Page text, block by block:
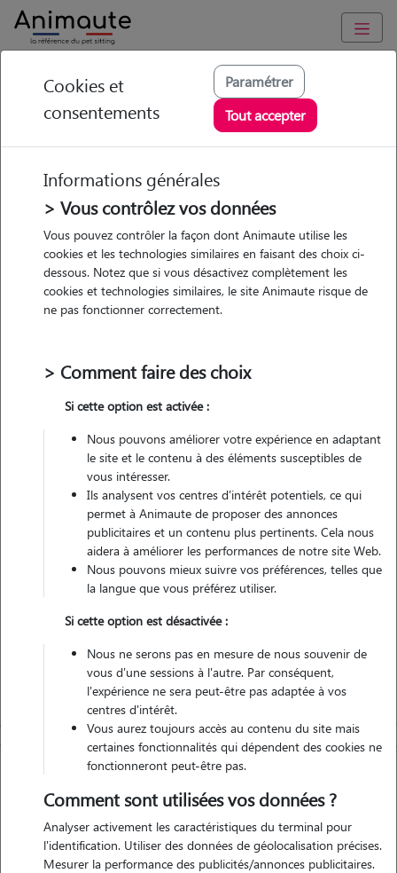
Animaute Auvergne-Rhône-Alpes Isère/Heyrieux
Cindy - Petsitter à
Saint just Chaleyssin
5/5 (1 avis)
• 31 ans
1 animal
Véhiculé
Garde réalisée
Contacter
L'envoi d'une demande est sans engagement
Cookies et
consentements
Paramétrer
Tout accepter
Informations générales
> Vous contrôlez vos données
Vous pouvez contrôler la façon dont Animaute utilise les
cookies et les technologies similaires en faisant des choix ci-
dessous. Notez que si vous désactivez complètement les
cookies et technologies similaires, le site Animaute risque de
ne pas fonctionner correctement.
> Comment faire des choix
Si cette option est activée :
Nous pouvons améliorer votre expérience en adaptant
le site et le contenu à des éléments susceptibles de
vous intéresser.
Ils analysent vos centres d'intérêt potentiels, ce qui
permet à Animaute de proposer des annonces
publicitaires et un contenu plus pertinents. Cela nous
aidera à améliorer les performances de notre site Web.
Nous pouvons mieux suivre vos préférences, telles que
la langue que vous préférez utiliser.
Si cette option est désactivée :
Nous ne serons pas en mesure de nous souvenir de
vous d'une sessions à l'autre. Par conséquent,
l'expérience ne sera peut-être pas adaptée à vos
centres d'intérêt.
Vous aurez toujours accès au contenu du site mais
certaines fonctionnalités qui dépendent des cookies ne
fonctionneront peut-être pas.
Comment sont utilisées vos données ?
Analyser activement les caractéristiques du terminal pour
l'identification. Utiliser des données de géolocalisation précises.
Mesurer la performance des publicités/annonces publicitaires.